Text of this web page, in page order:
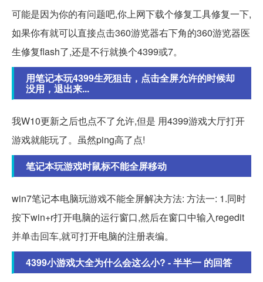
可能是因为你的有问题吧,你上网下载个修复工具修复一下,
如果你有就可以直接点击360游览器右下角的360游览器医
生修复flash了,还是不行就换个4399或7。
用笔记本玩4399生死狙击，点击全屏允许的时候却
没用，退出来...
我W10更新之后也点不了允许,但是 用4399游戏大厅打开
游戏就能玩了。虽然ping高了点!
笔记本玩游戏时鼠标不能全屏移动
win7笔记本电脑玩游戏不能全屏解决方法: 方法一: 1.同时
按下win+r打开电脑的运行窗口,然后在窗口中输入regedit
并单击回车,就可打开电脑的注册表编。
4399小游戏大全为什么会这么小? - 半半一 的回答